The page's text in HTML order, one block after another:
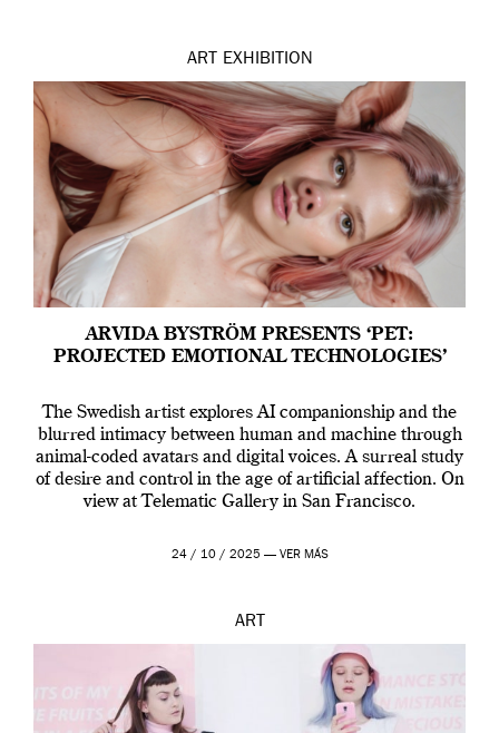
ART EXHIBITION
ARVIDA BYSTRÖM PRESENTS ‘PET:
PROJECTED EMOTIONAL TECHNOLOGIES’
The Swedish artist explores AI companionship and the
blurred intimacy between human and machine through
animal-coded avatars and digital voices. A surreal study
of desire and control in the age of artificial affection. On
view at Telematic Gallery in San Francisco.
24 / 10 / 2025 — VER MÁS
ART